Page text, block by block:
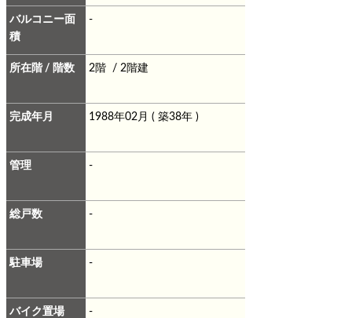
バルコニー面
積
-
所在階 / 階数 2階 / 2階建
完成年月 1988年02月 ( 築38年 )
管理 -
総戸数 -
駐車場 -
バイク置場 -